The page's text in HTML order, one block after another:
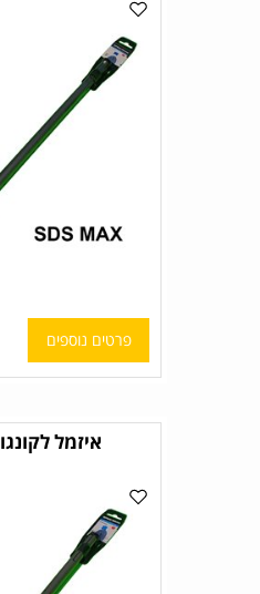
פרטים נוספים
איזמל לקונגו MAX שטוח